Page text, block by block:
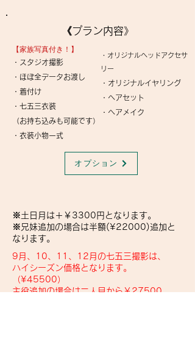
​《プラン内容》
​【家族写真付き！】
・スタジオ撮影
・ほぼ全データお渡し
・着付け
・七五三衣装
（お持ち込みも可能です）
・衣装小物一式
・オリジナルヘッドアクセサ
リー
・オリジナルイヤリング
・ヘアセット
・ヘアメイク
オプション
​※土日月は＋￥3300円となります。
​※兄妹追加の場合は半額(¥22000)追加と
なります。
9月、10、11、12月の七五三撮影は、
​ハイシーズン価格となります。
（¥45500）
​主役追加の場合は二人目から￥27500